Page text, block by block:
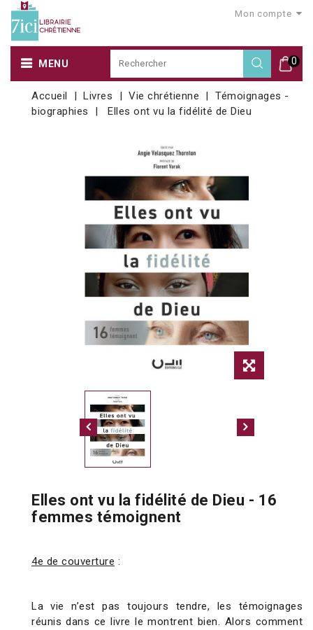
Mon compte
0
MENU
Accueil Livres Vie chrétienne
Témoignages -
biographies
Elles ont vu la fidélité de Dieu
Elles ont vu la fidélité de Dieu - 16
femmes témoignent
4e de couverture :
La vie n’est pas toujours tendre, les témoignages
réunis dans ce livre le montrent bien. Alors comment